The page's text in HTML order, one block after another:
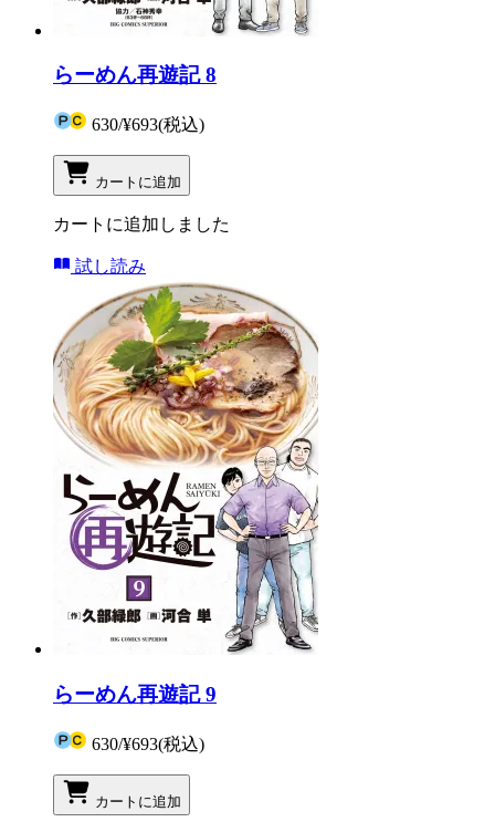
らーめん再遊記 8
630/¥693(税込)
カートに追加
カートに追加しました
試し読み
らーめん再遊記 9
630/¥693(税込)
カートに追加